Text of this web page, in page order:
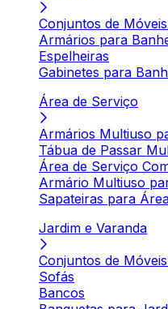
Conjuntos de
Armários para
Espelheiras
Gabinetes para
Área de Serviço
Armários Multiuso
Tábua de Passar
Área de Serviço
Armário Multiuso
Sapateiras para
Jardim e Varanda
Conjuntos de
Sofás
Bancos